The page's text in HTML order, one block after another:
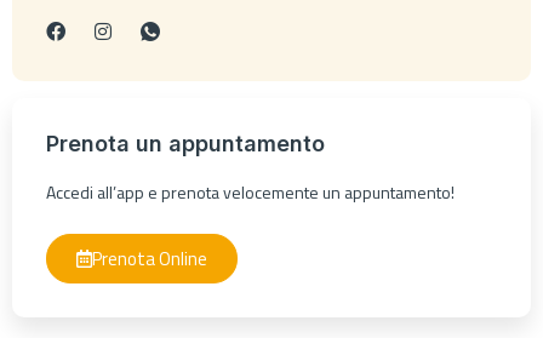
Prenota un appuntamento
Accedi all’app e prenota velocemente un appuntamento!
Prenota Online